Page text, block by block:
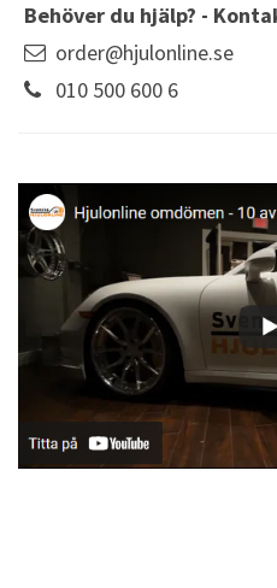
Behöver du hjälp? -
order@hjulonline.se
010 500 600 6